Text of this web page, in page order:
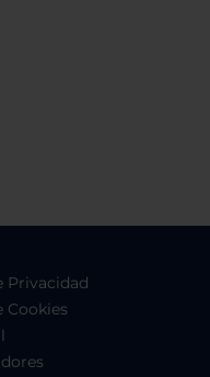
Privacidad
Cookies